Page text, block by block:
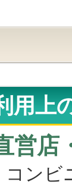
用上
営
ンビ